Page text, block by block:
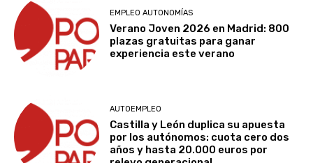
EMPLEO AUTONOMÍAS
Verano Joven 2026 en Madrid: 800
plazas gratuitas para ganar
experiencia este verano
AUTOEMPLEO
Castilla y León duplica su apuesta
por los autónomos: cuota cero dos
años y hasta 20.000 euros por